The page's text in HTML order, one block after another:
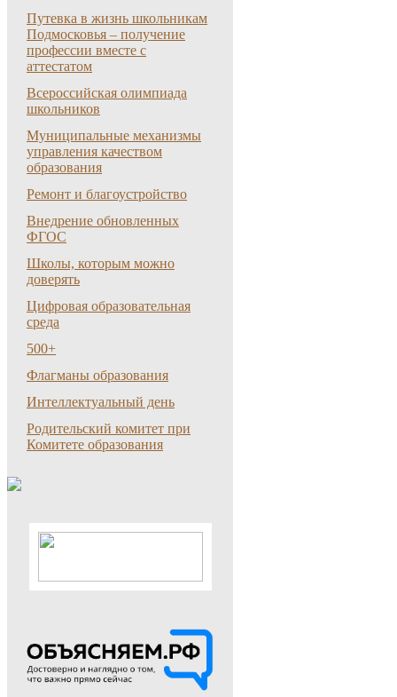
Путевка в жизнь школьникам
Подмосковья – получение
профессии вместе с
аттестатом
Всероссийская олимпиада
школьников
Муниципальные механизмы
управления качеством
образования
Ремонт и благоустройство
Внедрение обновленных
ФГОС
Школы, которым можно
доверять
Цифровая образовательная
среда
500+
Флагманы образования
Интеллектуальный день
Родительский комитет при
Комитете образования